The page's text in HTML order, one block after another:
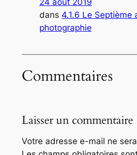
dans 4.1.6 Le Septième
photographie
Commentaires
Laisser un commentaire
Votre adresse e-mail ne